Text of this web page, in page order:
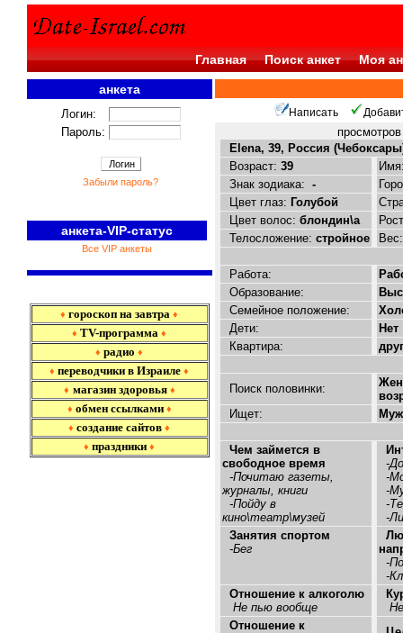
Главная Поиск анкет Моя
анкета
Логин:
Пароль:
Забыли пароль?
анкета-VIP-статус
Все VIP анкеты
♦ гороскоп на завтра ♦
♦ TV-программа ♦
♦ радио ♦
♦ переводчики в Израиле ♦
♦ магазин здоровья ♦
♦ обмен ссылками ♦
♦ создание сайтов ♦
♦ праздники ♦
Написать
Elena, 39, Россия
Возраст: 39
Знак зодиака: -
Цвет глаз: Голубой
Цвет волос: блондин\а
Телосложение: стройное
Работа:
Образование:
Семейное положение:
Дети:
Нет
Квартира:
Поиск половинки:
Ищет:
Чем займется в
свободное время
-Почитаю газеты,
журналы, книги
-Пойду в
кино\театр\музей
-
-
-
-
-
Занятия спортом
-Бег
-
-
Отношение к алкоголю
Не пью вообще
Отношение к